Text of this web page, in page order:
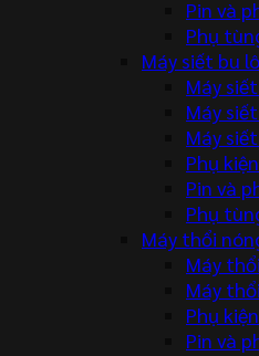
Pin và
Phụ
Máy siết bu
Máy
Máy
Máy
Phụ
Pin và
Phụ
Máy thổi
Máy
Máy
Phụ
Pin và